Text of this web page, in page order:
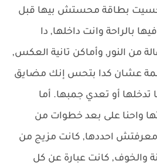
حسيت بطاقة محستش بيها قبل
بالراحة وانت داخلها, دا
من النور, وأماكن تانية العكس,
عشان كدا بتحس إنك مضايق
أو تعدي جمبها. أما
واحنا على بعد خطوات من
معرفتش احددها, كانت مزيج من
والخوف, كانت عبارة عن كل